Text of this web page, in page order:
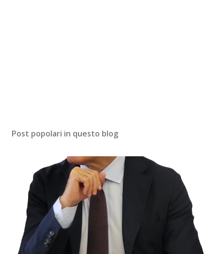
Post popolari in questo blog